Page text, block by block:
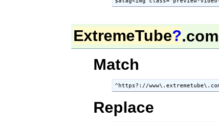
ExtremeTube?
Match
^https?://
Replace